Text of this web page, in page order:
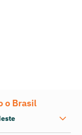
o Brasil